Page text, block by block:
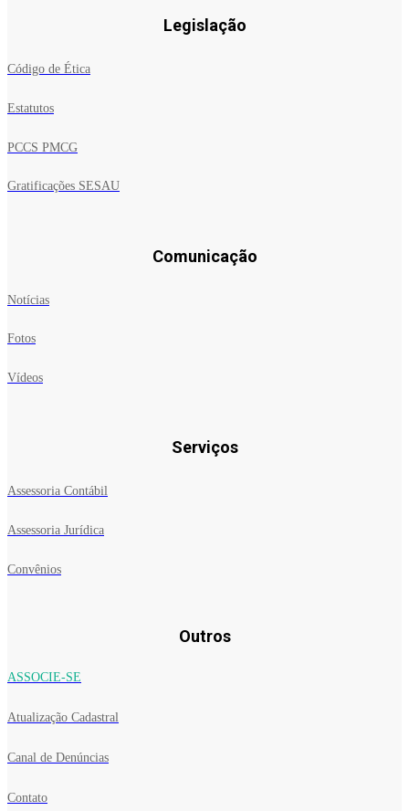
Legislação
Código de Ética
Estatutos
PCCS PMCG
Gratificações SESAU
Comunicação
Notícias
Fotos
Vídeos
Serviços
Assessoria Contábil
Assessoria Jurídica
Convênios
Outros
ASSOCIE-SE
Atualização Cadastral
Canal de Denúncias
Contato